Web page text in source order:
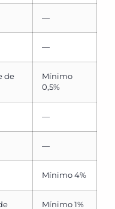
—
—
de
Mínimo
0,5%
—
—
Mínimo 4%
Mínimo 1%